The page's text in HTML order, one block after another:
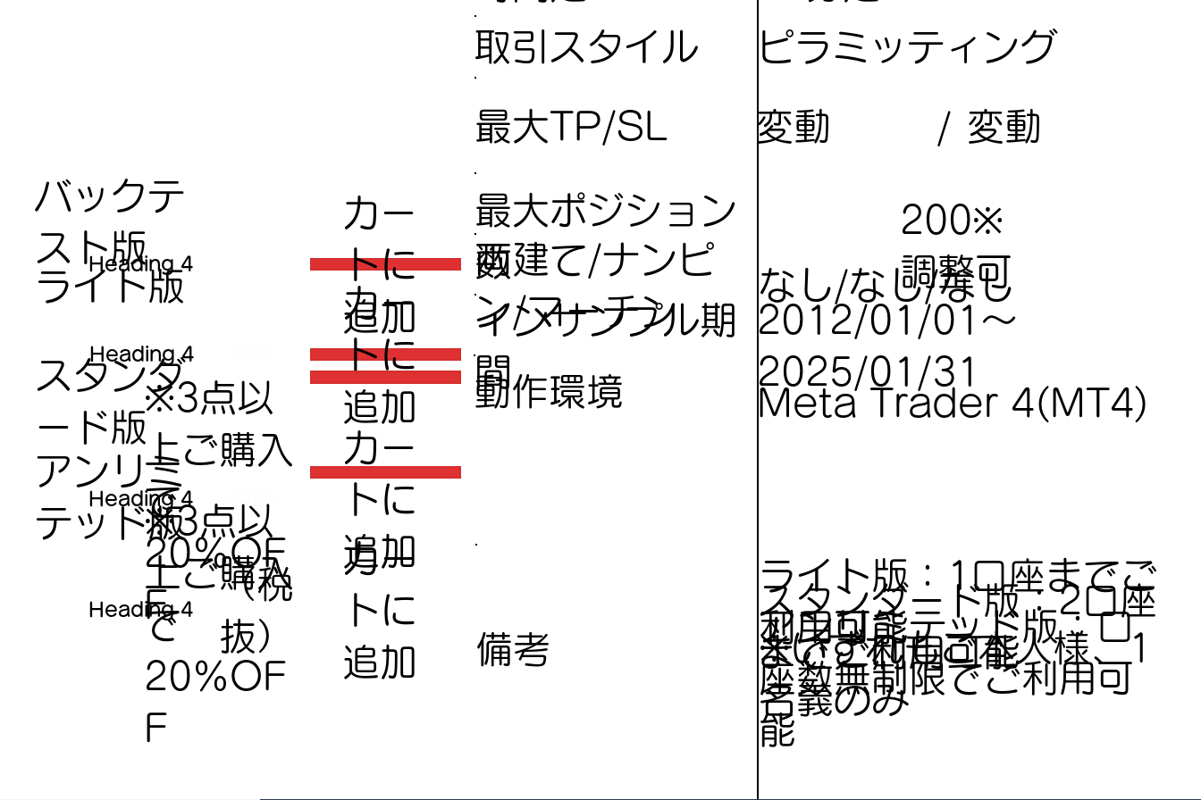
バックテ
スト版
スタンダ
ード版
アンリミ
テッド版
最大ポジション
数
200※
調整可
Heading 4
​カー
トに
追加
Heading 4
​カー
トに
追加
Heading 4
※3点以
上ご購入
で​
20％OF
F
​カー
トに
追加
Heading 4
（税
抜）
※3点以
上ご購入
で​
20％OF
F
​カー
トに
追加
ライト版
取引スタイル ピラミッティング
最大TP/SL 変動 / 変動
両建て/ナンピ
ン/マーチン
なし/なし/なし
インサンプル期
間
2012/01/01～
2025/01/31
動作環境 Meta Trader 4(MT4)
備考
ライト版：1口座までご
利用可能
スタンダード版：2口座
までご利用可能
アンリミテッド版：口
座数無制限でご利用可
能
※いずれもご本人様、1
名義のみ